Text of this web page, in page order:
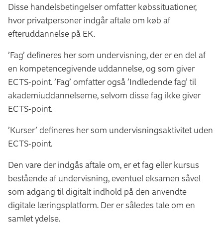
Disse handelsbetingelser omfatter købssituationer,
hvor privatpersoner indgår aftale om køb af
efteruddannelse på EK.
’Fag’ defineres her som undervisning, der er en del af
en kompetencegivende uddannelse, og som giver
ECTS-point. ’Fag’ omfatter også ’Indledende fag’ til
akademiuddannelserne, selvom disse fag ikke giver
ECTS-point.
’Kurser’ defineres her som undervisningsaktivitet uden
ECTS-point.
Den vare der indgås aftale om, er et fag eller kursus
bestående af undervisning, eventuel eksamen såvel
som adgang til digitalt indhold på den anvendte
digitale læringsplatform. Der er således tale om en
samlet ydelse.